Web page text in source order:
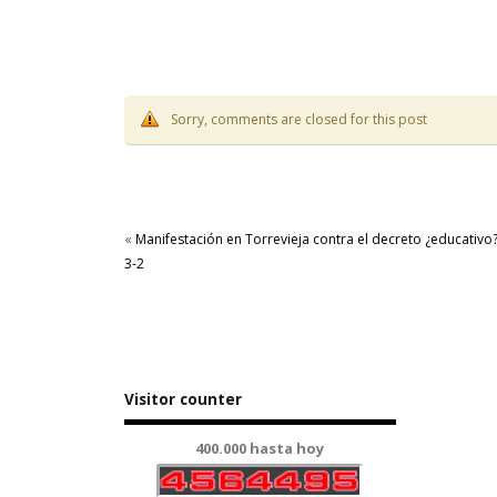
Sorry, comments are closed for this post
« Manifestación en Torrevieja contra el decreto ¿educativo?
3-2
Visitor counter
400.000 hasta hoy